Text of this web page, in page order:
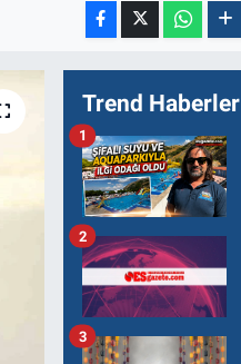
Trend Haberler
1
2
3